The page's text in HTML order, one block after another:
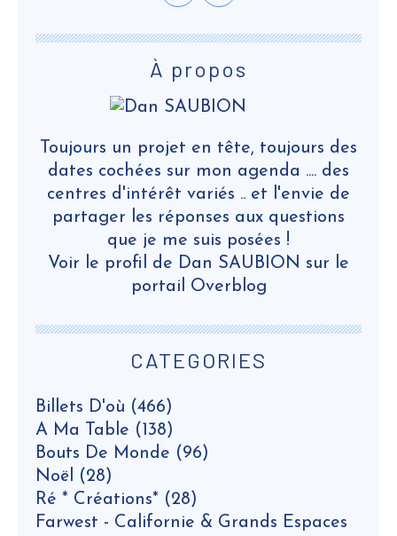
CATEGORIES
Billets D'où (466)
A Ma Table (138)
Bouts De Monde (96)
Noël (28)
Ré * Créations* (28)
Farwest - Californie & Grands Espaces
À propos
Toujours un projet en tête, toujours des
dates cochées sur mon agenda .... des
centres d'intérêt variés .. et l'envie de
partager les réponses aux questions
que je me suis posées !
Voir le profil de Dan SAUBION sur le
portail Overblog